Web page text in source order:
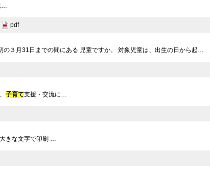
…
pdf
３月31日までの間にある 児童ですか。 対象児童は、出生の日から起…
子育て支援・交流に…
きな文字で印刷 …